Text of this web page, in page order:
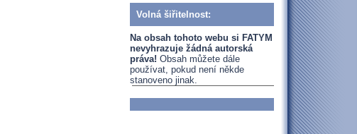
Volná šiřitelnost:
Na obsah tohoto webu si FATYM
nevyhrazuje žádná autorská
práva! Obsah můžete dále
používat, pokud není někde
stanoveno jinak.